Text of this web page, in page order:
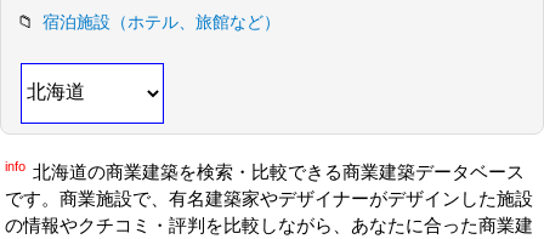
宿泊施設（ホテル、旅館など）
info 北海道の商業建築を検索・比較できる商業建築データベース
です。商業施設で、有名建築家やデザイナーがデザインした施設
の情報やクチコミ・評判を比較しながら、あなたに合った商業建